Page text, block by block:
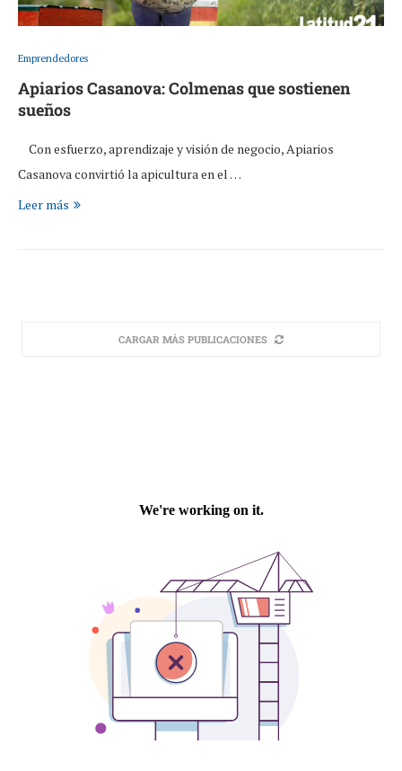
Emprendedores
Apiarios Casanova: Colmenas que sostienen
sueños
Con esfuerzo, aprendizaje y visión de negocio, Apiarios
Casanova convirtió la apicultura en el …
Leer más
CARGAR MÁS PUBLICACIONES